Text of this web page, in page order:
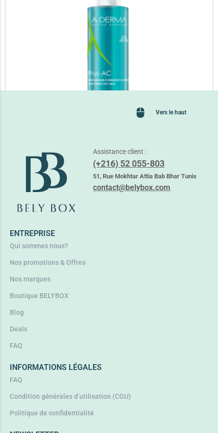
ADERMA PHYS-AC GEL MOUSSANT
43,350TND
Lire la suite
Vers le haut
Assistance client :
(+216) 52 055-803
51, Rue Mokhtar Attia Bab Bhar Tunis
contact@belybox.com
ENTREPRISE
Qui sommes nous?
Nos promotions & Offres
Nos marques
Boutique BELYBOX
Blog
Deals
FAQ
INFORMATIONS LÉGALES
FAQ
Condition générales d’utilisation (CGU)
Politique de confidentialité